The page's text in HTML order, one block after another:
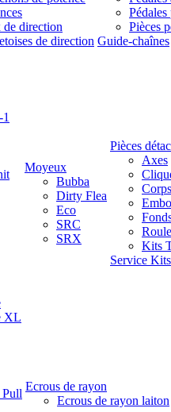
de direction
de direction
Pédales
Pièces
Guide-chaînes
XL
Moyeux
Bubba
Dirty Flea
Eco
SRC
SRX
Pièces
Axes
Kits
Service Kits
Pull
Ecrous de rayon
Ecrous de rayon laiton